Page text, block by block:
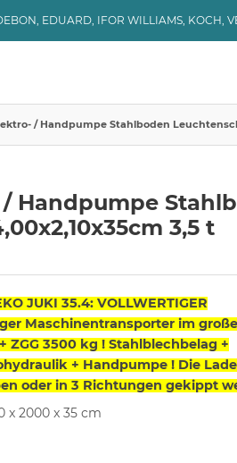
EDUARD, IFOR WILLIAMS, KOCH,
/ Handpumpe Stahlboden
Handpumpe
3,5 t
JUKI 35.4: VOLLWERTIGER
Maschinentransporter im
ZGG 3500 kg ! Stahlblechbelag +
+ Handpumpe ! Die
oder in 3 Richtungen gekippt
x 2000 x 35 cm